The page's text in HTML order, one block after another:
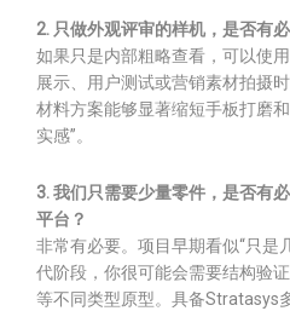
2. 只做外观评审的样机，是否有
如果只是内部粗略查看，可以使
展示、用户测试或营销素材拍摄
材料方案能够显著缩短手板打磨
实感”。
3. 我们只需要少量零件，是否有
平台？
非常有必要。项目早期看似“只是
代阶段，你很可能会需要结构验
等不同类型原型。具备Stratasys